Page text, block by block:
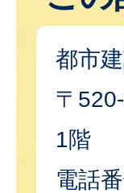
都市
〒
1階
電話